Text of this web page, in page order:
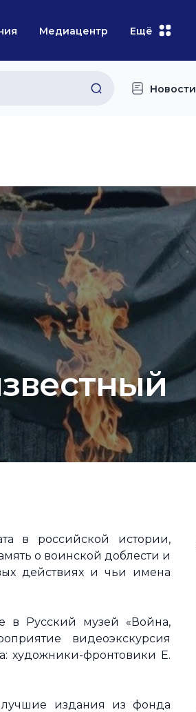
Медиацентр Ещё
Новости
в российской истории,
о воинской доблести и
действиях и чьи имена
в Русский музей «Война,
видеоэкскурсия
художники-фронтовики Е.
лучшие издания из фонда